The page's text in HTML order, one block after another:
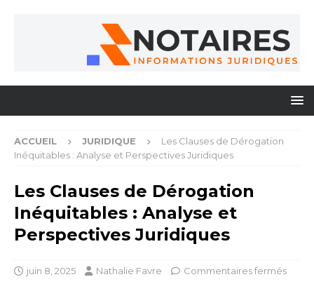
ACCUEIL JURIDIQUE
Les Clauses de Dérogation
Inéquitables : Analyse et Perspectives Juridiques
Les Clauses de Dérogation
Inéquitables : Analyse et
Perspectives Juridiques
juin 8, 2025 Nathalie Favre Commentaires fermés